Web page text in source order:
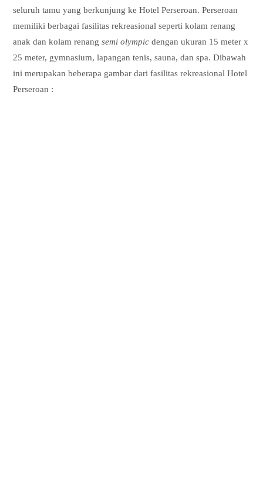
seluruh tamu yang berkunjung ke Hotel Perseroan. Perseroan
memiliki berbagai fasilitas rekreasional seperti kolam renang
anak dan kolam renangsemi olympicdengan ukuran 15 meter x
25 meter, gymnasium, lapangan tenis, sauna, dan spa. Dibawah
ini merupakan beberapa gambar dari fasilitas rekreasional Hotel
Perseroan :